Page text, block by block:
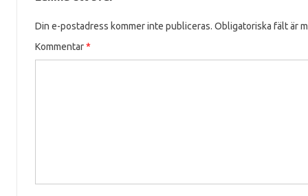
Din e-postadress kommer inte publiceras. Obligatoriska fält är
Kommentar*